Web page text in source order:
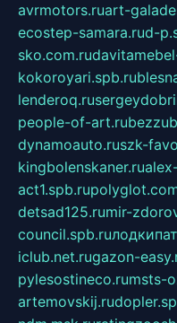
avrmotors.ruart-
ecostep-samara.rud-
sko.com.ru
kokoroyari.spb.ru
lenderoq.ru
people-of-art.ru
dynamoauto.ruszk-
kingbolenskaner.ru
act1.spb.ru
detsad125.rumir-
council.spb.ru
iclub.net.rugazon-
pylesostineco.rumsts-
artemovskij.ru